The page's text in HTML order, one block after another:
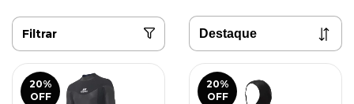
Filtrar
20%
OFF
20%
OFF